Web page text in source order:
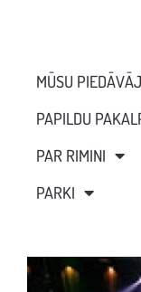
MŪSU
PAPILDU
PAR RIMINI
PARKI